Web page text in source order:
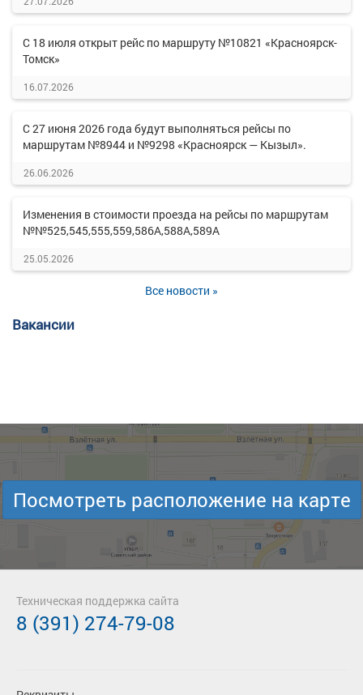
С 18 июля открыт рейс по маршруту №10821 «Красноярск-
Томск»
16.07.2026
С 27 июня 2026 года будут выполняться рейсы по
маршрутам №8944 и №9298 «Красноярск — Кызыл».
26.06.2026
Изменения в стоимости проезда на рейсы по маршрутам
№№525,545,555,559,586А,588А,589А
25.05.2026
Все новости »
Вакансии
Посмотреть расположение на карте
Техническая поддержка сайта
8 (391) 274-79-08